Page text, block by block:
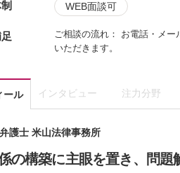
WEB面談可
ご相談の流れ： お電話・メ
いただきます。
ール インタビュー 注力分野
護士 米山法律事務所
の構築に主眼を置き、問